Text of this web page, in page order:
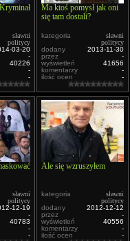
sławni
politycy
03-20
-
40226
-
-
Ma ktoś pomysł jak oni
się tam dostali?
kategoria
sławni
politycy
dodany
2013-11-30
przez
-
wyświetleń
41656
komentarzy
-
ilość ocen
-
sławni
politycy
12-19
-
40783
-
-
Ale się wzruszyłem
kategoria
sławni
politycy
dodany
2012-12-12
przez
-
wyświetleń
40556
komentarzy
-
ilość ocen
-